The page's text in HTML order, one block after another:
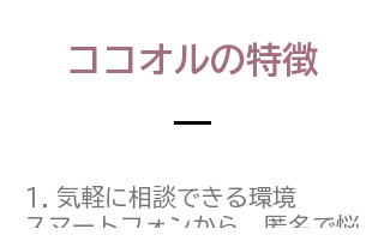
ココオルの特徴
1. 気軽に相談できる環境
スマートフォンから、匿名で悩